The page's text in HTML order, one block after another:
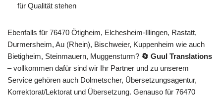
für Qualität stehen
Ebenfalls für 76470 Ötigheim, Elchesheim-Illingen, Rastatt,
Durmersheim, Au (Rhein), Bischweier, Kuppenheim wie auch
Bietigheim, Steinmauern, Muggensturm? 🔄 Guul Translations
– vollkommen dafür sind wir Ihr Partner und zu unserem
Service gehören auch Dolmetscher, Übersetzungsagentur,
Korrektorat/Lektorat und Übersetzung. Genauso für 76470